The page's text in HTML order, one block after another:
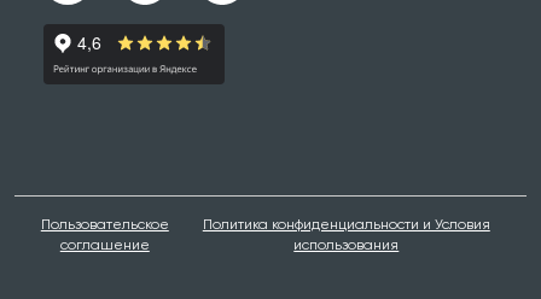
Пользовательское
соглашение
Политика конфиденциальности и Условия
использования